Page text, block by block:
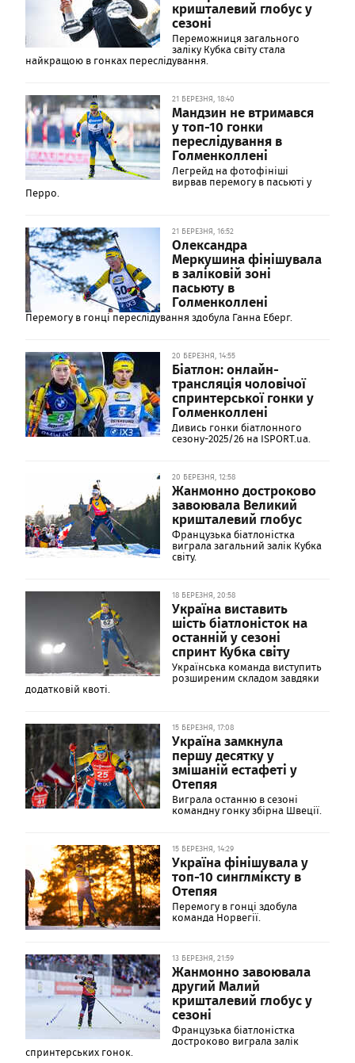
кришталевий глобус у
сезоні
Переможниця загального
заліку Кубка світу стала
найкращою в гонках переслідування.
21 БЕРЕЗНЯ, 18:40
Мандзин не втримався
у топ-10 гонки
переслідування в
Голменколлені
Легрейд на фотофініші
вирвав перемогу в пасьюті у
Перро.
21 БЕРЕЗНЯ, 16:52
Олександра
Меркушина фінішувала
в заліковій зоні
пасьюту в
Голменколлені
Перемогу в гонці переслідування здобула Ганна Еберг.
20 БЕРЕЗНЯ, 14:55
Біатлон: онлайн-
трансляція чоловічої
спринтерської гонки у
Голменколлені
Дивись гонки біатлонного
сезону-2025/26 на ISPORT.ua.
20 БЕРЕЗНЯ, 12:58
Жанмонно достроково
завоювала Великий
кришталевий глобус
Французька біатлоністка
виграла загальний залік Кубка
світу.
18 БЕРЕЗНЯ, 20:58
Україна виставить
шість біатлоністок на
останній у сезоні
спринт Кубка світу
Українська команда виступить
розширеним складом завдяки
додатковій квоті.
15 БЕРЕЗНЯ, 17:08
Україна замкнула
першу десятку у
змішаній естафеті у
Отепяя
Виграла останню в сезоні
командну гонку збірна Швеції.
15 БЕРЕЗНЯ, 14:29
Україна фінішувала у
топ-10 синглміксту в
Отепяя
Перемогу в гонці здобула
команда Норвегії.
13 БЕРЕЗНЯ, 21:59
Жанмонно завоювала
другий Малий
кришталевий глобус у
сезоні
Французька біатлоністка
достроково виграла залік
спринтерських гонок.